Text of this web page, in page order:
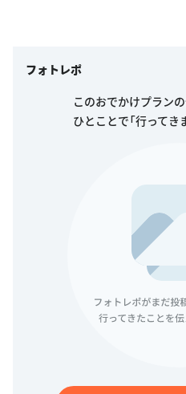
フォトレポ
このおでかけプラン
ひとことで「行ってき